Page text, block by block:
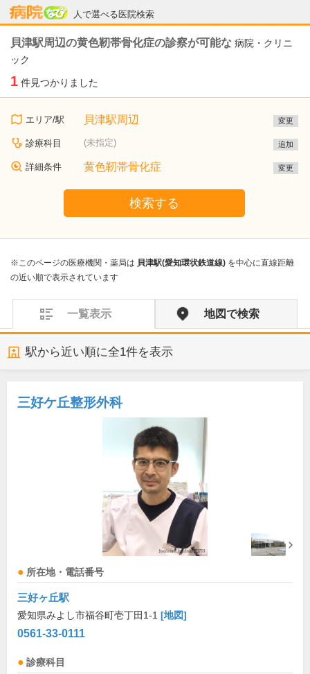
人で選べる医院検索
病院なび
貝津駅周辺の黄色靭帯骨化症の診察が可能な 病院・クリニ
ック
1 件見つかりました
エリア/駅 貝津駅周辺 変更
診療科目 (未指定) 追加
詳細条件 黄色靭帯骨化症 変更
検索する
※このページの医療機関・薬局は 貝津駅(愛知環状鉄道線) を中心に直線距離
の近い順で表示されています
一覧表示 地図で検索
駅から近い順に全1件を表示
三好ケ丘整形外科
所在地・電話番号
三好ヶ丘駅
愛知県みよし市福谷町壱丁田1-1 [地図]
0561-33-0111
診療科目